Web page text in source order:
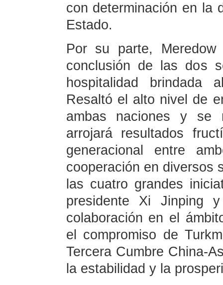
con determinación en la
Estado.
Por su parte,
conclusión de las dos
hospitalidad brindada
Resaltó el alto nivel de
ambas naciones y se
arrojará resultados
generacional entre
cooperación en
las cuatro grandes
presidente Xi Jinping
colaboración en el
el compromiso de
Tercera Cumbre China-
la estabilidad y la